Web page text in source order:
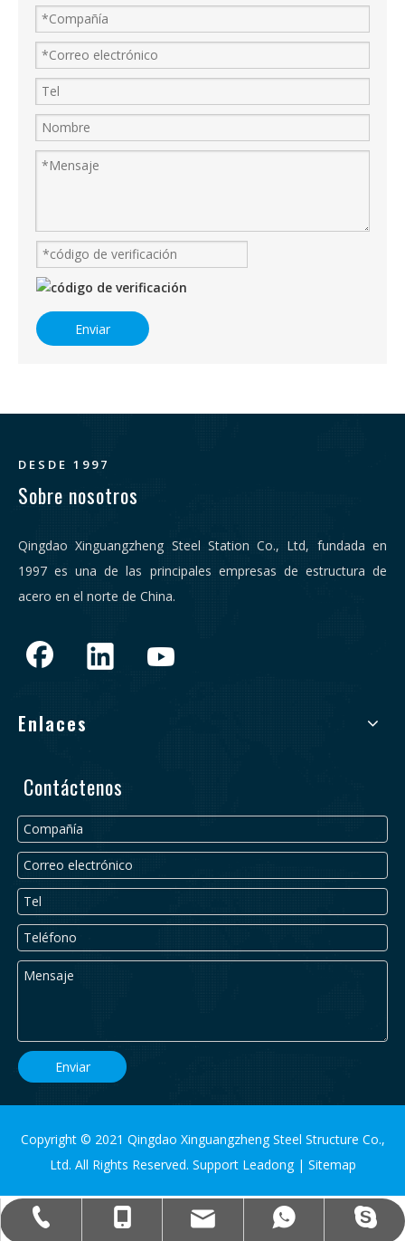
Enviar
DESDE 1997
Sobre nosotros
Qingdao Xinguangzheng Steel Station Co., Ltd, fundada en
1997 es una de las principales empresas de estructura de
acero en el norte de China.
+ 86-532-83306766
+86 - 17806251018
qdxgz08@qdxgz.cn
+86 - 17806251018
Steel.Structure.xgz
Enlaces
Contáctenos
Enviar
Copyright © 2021 Qingdao Xinguangzheng Steel Structure Co.,
Ltd. All Rights Reserved. Support Leadong | Sitemap